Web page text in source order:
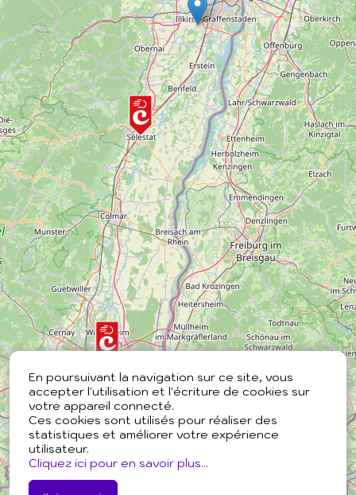
En poursuivant la navigation sur ce site, vous
accepter l'utilisation et l'écriture de cookies sur
votre appareil connecté.
Ces cookies sont utilisés pour réaliser des
statistiques et améliorer votre expérience
utilisateur.
Cliquez ici pour en savoir plus...